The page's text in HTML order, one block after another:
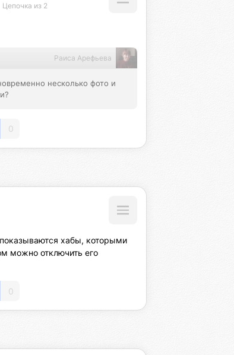
Цепочка из 2
Раиса Арефьева
несколько фото и
0
хабы, которыми
можно отключить его
0